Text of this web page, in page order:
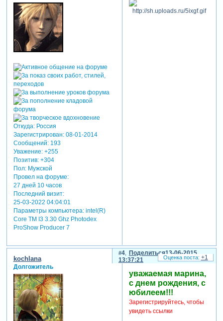
Откуда:Россия
Зарегистрирован: 08-01-2014
Сообщений:193
Уважение: +255
Позитив: +304
Пол:Мужской
Провел на форуме:
27 дней 10 часов
Последний визит:
25-03-2022 04:04:01
Параметры компьютера:intel(R)
Core TM I3 3.30 Ghz Photodex
ProShow Producer 7
Поделиться
4
13-06-2015
13:37:21
kochlana
Долгожитель
уважаемая марина,
с днем рождения, с
юбилеем!!!
Зарегистрируйтесь, чтобы
увидеть ссылки
+1